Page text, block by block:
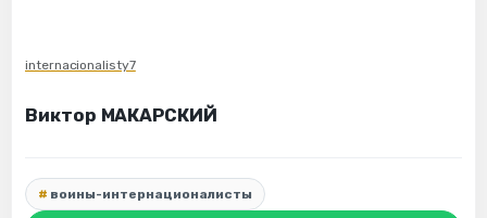
internacionalisty7
Виктор МАКАРСКИЙ
воины-интернационалисты